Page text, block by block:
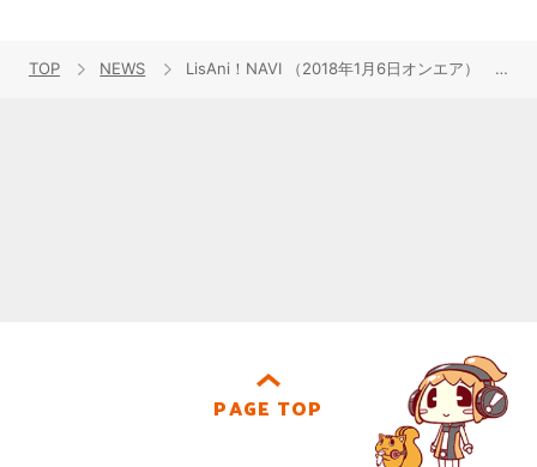
TOP NEWS LisAni！NAVI （2018年1月6日オンエア） 2018年一発目は“リスアニ！STUDIO SPECIAL LIVE”をお届け！
PAGE TOP